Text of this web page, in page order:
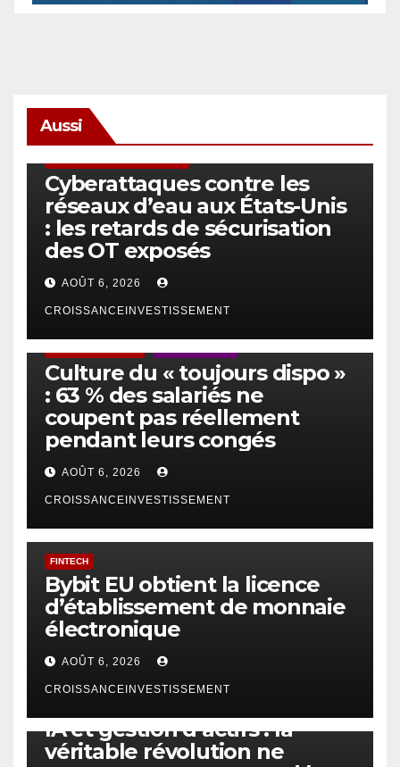
Aussi
Cyberattaques contre les
réseaux d’eau aux États-Unis
: les retards de sécurisation
des OT exposés
AOÛT 6, 2026
CROISSANCEINVESTISSEMENT
Culture du « toujours dispo »
: 63 % des salariés ne
coupent pas réellement
pendant leurs congés
AOÛT 6, 2026
CROISSANCEINVESTISSEMENT
FINTECH
Bybit EU obtient la licence
d’établissement de monnaie
électronique
AOÛT 6, 2026
CROISSANCEINVESTISSEMENT
IA et gestion d’actifs : la
véritable révolution ne